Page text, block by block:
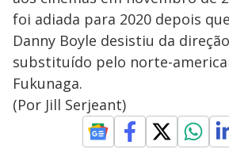
foi adiada para 2020 depois
Danny Boyle desistiu da
substituído pelo norte-
Fukunaga.
(Por Jill Serjeant)